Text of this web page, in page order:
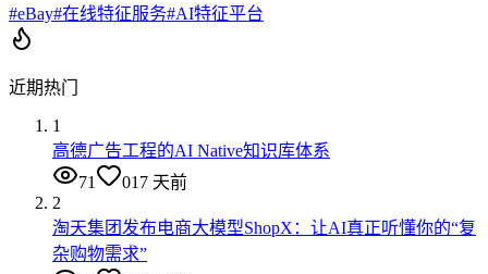
#eBay#在线特征服务#AI特征平台
近期热门
1
高德广告工程的AI Native知识库体系
71
017 天前
2
淘天集团发布电商大模型ShopX：让AI真正听懂你的“复
杂购物需求”